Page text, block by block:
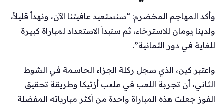
وأكد المهاجم المخضرم: “سنستعيد عافيتنا الآن، ونهدأ قليلاً،
ولدينا يومان للاسترخاء، ثم سنبدأ الاستعداد لمباراة كبيرة
للغاية في دور الثمانية”.
واعتبر كين، الذي سجل ركلة الجزاء الحاسمة في الشوط
الثاني، أن تجربة اللعب في ملعب أزتيكا وطريقة تحقيق
الفوز جعلت هذه المباراة واحدة من أكثر مبارياته المفضلة